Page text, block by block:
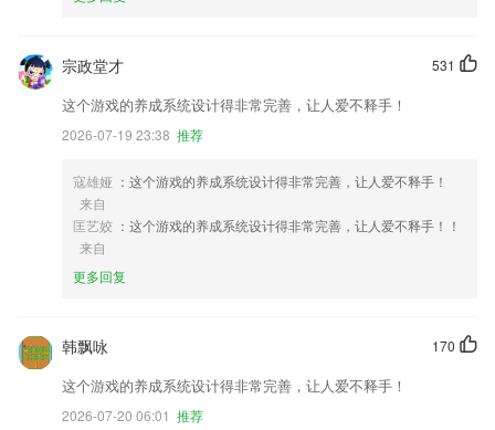
531
宗政堂才
这个游戏的养成系统设计得非常完善，让人爱不释手！
2026-07-19 23:38 推荐
寇雄娅 ：这个游戏的养成系统设计得非常完善，让人爱不释手！
来自
匡艺姣 ：这个游戏的养成系统设计得非常完善，让人爱不释手！！
来自
更多回复
170
韩飘咏
这个游戏的养成系统设计得非常完善，让人爱不释手！
2026-07-20 06:01 推荐